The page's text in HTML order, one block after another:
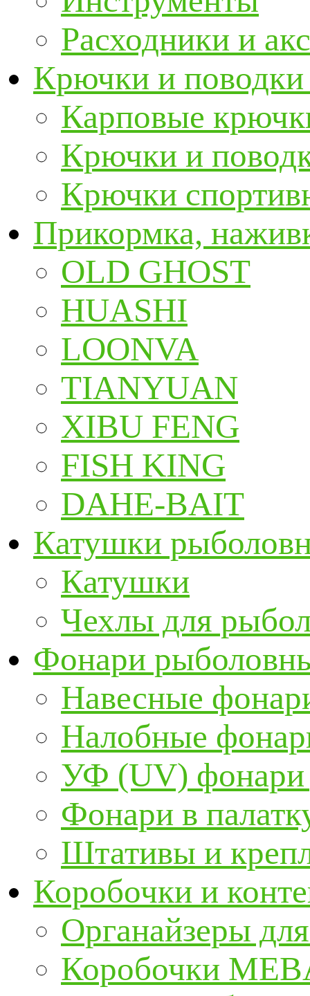
Расходники и
Крючки и
Карповые
Крючки и
Крючки
Прикормка,
OLD GHOST
HUASHI
LOONVA
TIANYUAN
XIBU FENG
FISH KING
DAHE-BAIT
Катушки
Катушки
Чехлы для
Фонари
Навесные
Налобные
УФ (UV) фонари
Фонари в
Штативы и
Коробочки и
Органайзеры
Коробочки